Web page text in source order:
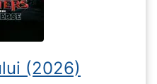
(2026)